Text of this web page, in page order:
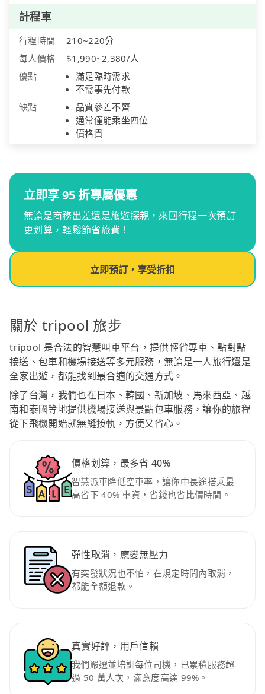
計程車
行程時間
210~220分
每人價格
$1,990~2,380/人
優點
滿足臨時需求
不需事先付款
缺點
品質參差不齊
通常僅能乘坐四位
價格貴
立即享 95 折專屬優惠
無論是商務出差還是旅遊探親，來回行程一次預訂
更划算，輕鬆節省旅費！
立即預訂，享受折扣
關於 tripool 旅步
tripool 是合法的智慧叫車平台，提供輕省專車、點對點
接送、包車和機場接送等多元服務，無論是一人旅行還是
全家出遊，都能找到最合適的交通方式。
除了台灣，我們也在日本、韓國、新加坡、馬來西亞、越
南和泰國等地提供機場接送與景點包車服務，讓你的旅程
從下飛機開始就無縫接軌，方便又省心。
價格划算，最多省 40%
智慧派車降低空車率，讓你中長途搭乘最
高省下 40% 車資，省錢也省比價時間。
彈性取消，應變無壓力
有突發狀況也不怕，在規定時間內取消，
都能全額退款。
真實好評，用戶信賴
我們嚴選並培訓每位司機，已累積服務超
過 50 萬人次，滿意度高達 99%。